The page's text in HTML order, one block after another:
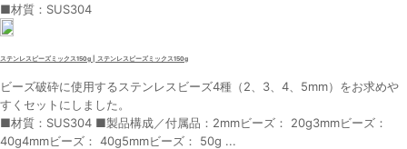
■材質：SUS304
ステンレスビーズミックス150g | ステンレスビーズミックス150g
ビーズ破砕に使用するステンレスビーズ4種（2、3、4、5mm）をお求めや
すくセットにしました。
■材質：SUS304 ■製品構成／付属品：2mmビーズ： 20g3mmビーズ：
40g4mmビーズ： 40g5mmビーズ： 50g ...